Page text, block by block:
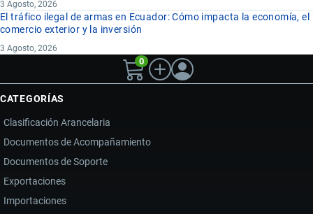
3 Agosto, 2026
El tráfico ilegal de armas en Ecuador: Cómo impacta la economía, el
comercio exterior y la inversión
3 Agosto, 2026
0
CATEGORÍAS
Clasificación Arancelaria
Documentos de Acompañamiento
Documentos de Soporte
Exportaciones
Importaciones